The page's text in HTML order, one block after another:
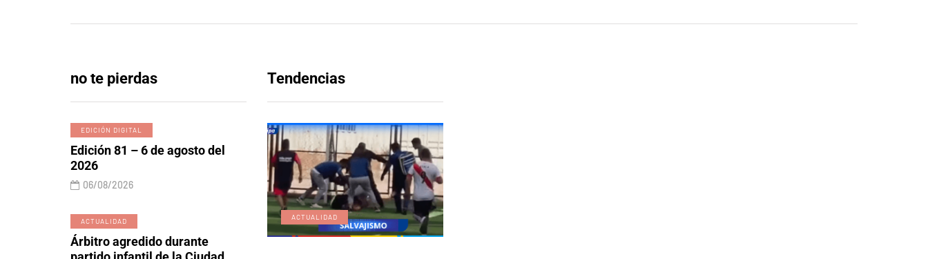
no te pierdas
EDICIÓN DIGITAL
Edición 81 – 6 de agosto del
2026
06/08/2026
ACTUALIDAD
Árbitro agredido durante
Tendencias
ACTUALIDAD